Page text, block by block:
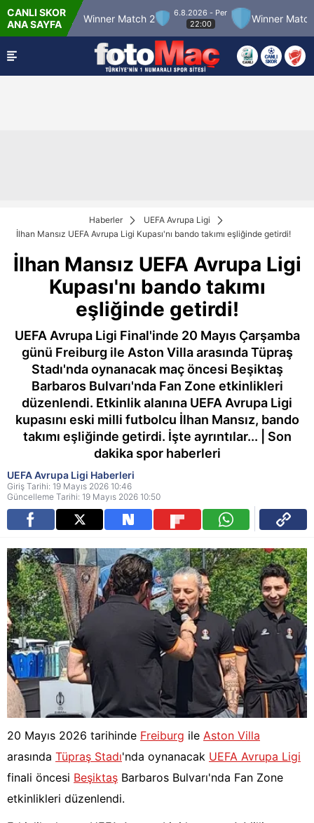
CANLI SKOR
ANA SAYFA
12 Winner Match 2
6.8.2026 - Per
22:00
Winner Match 3
Haberler
UEFA Avrupa Ligi
İlhan Mansız UEFA Avrupa Ligi Kupası'nı bando takımı eşliğinde getirdi!
İlhan Mansız UEFA Avrupa Ligi
Kupası'nı bando takımı
eşliğinde getirdi!
UEFA Avrupa Ligi Final'inde 20 Mayıs Çarşamba
günü Freiburg ile Aston Villa arasında Tüpraş
Stadı'nda oynanacak maç öncesi Beşiktaş
Barbaros Bulvarı'nda Fan Zone etkinlikleri
düzenlendi. Etkinlik alanına UEFA Avrupa Ligi
kupasını eski milli futbolcu İlhan Mansız, bando
takımı eşliğinde getirdi. İşte ayrıntılar... | Son
dakika spor haberleri
UEFA Avrupa Ligi Haberleri
Giriş Tarihi: 19 Mayıs 2026 10:46
Güncelleme Tarihi: 19 Mayıs 2026 10:50
20 Mayıs 2026 tarihinde Freiburg ile Aston Villa
arasında Tüpraş Stadı'nda oynanacak UEFA Avrupa Ligi
finali öncesi Beşiktaş Barbaros Bulvarı'nda Fan Zone
etkinlikleri düzenlendi.